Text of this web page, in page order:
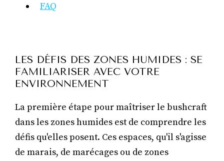
FAQ
LES DÉFIS DES ZONES HUMIDES : SE
FAMILIARISER AVEC VOTRE
ENVIRONNEMENT
La première étape pour maîtriser le bushcraft
dans les zones humides est de comprendre les
défis qu'elles posent. Ces espaces, qu'il s'agisse
de marais, de marécages ou de zones